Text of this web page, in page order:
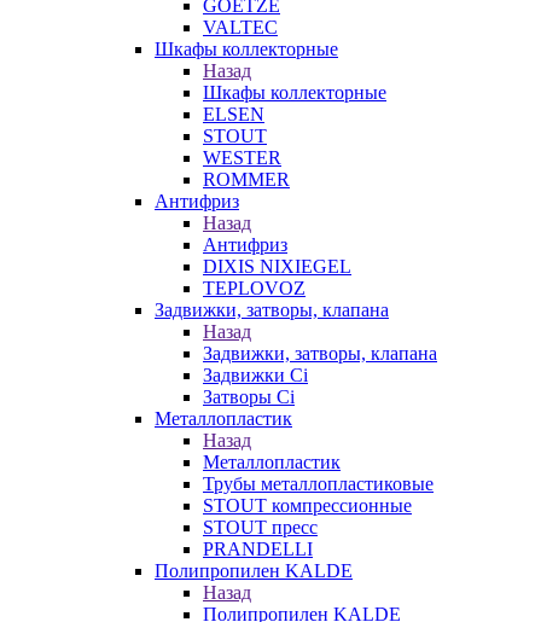
GOETZE
VALTEC
Шкафы коллекторные
Назад
Шкафы коллекторные
ELSEN
STOUT
WESTER
ROMMER
Антифриз
Назад
Антифриз
DIXIS NIXIEGEL
TEPLOVOZ
Задвижки, затворы, клапана
Назад
Задвижки, затворы, клапана
Задвижки Ci
Затворы Ci
Металлопластик
Назад
Металлопластик
Трубы металлопластиковые
STOUT компрессионные
STOUT пресс
PRANDELLI
Полипропилен KALDE
Назад
Полипропилен KALDE